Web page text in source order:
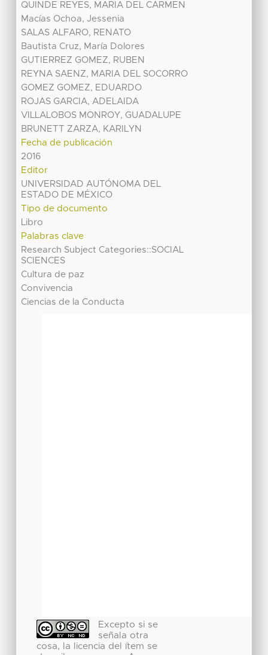
QUINDE REYES, MARIA DEL CARMEN
Macías Ochoa, Jessenia
SALAS ALFARO, RENATO
Bautista Cruz, María Dolores
GUTIERREZ GOMEZ, RUBEN
REYNA SAENZ, MARIA DEL SOCORRO
GOMEZ GOMEZ, EDUARDO
ROJAS GARCIA, ADELAIDA
VILLALOBOS MONROY, GUADALUPE
BRUNETT ZARZA, KARILYN
Fecha de publicación
2016
Editor
UNIVERSIDAD AUTÓNOMA DEL
ESTADO DE MÉXICO
Tipo de documento
Libro
Palabras clave
Research Subject Categories::SOCIAL
SCIENCES
Cultura de paz
Convivencia
Ciencias de la Conducta
Excepto si se
señala otra
cosa, la licencia del ítem se